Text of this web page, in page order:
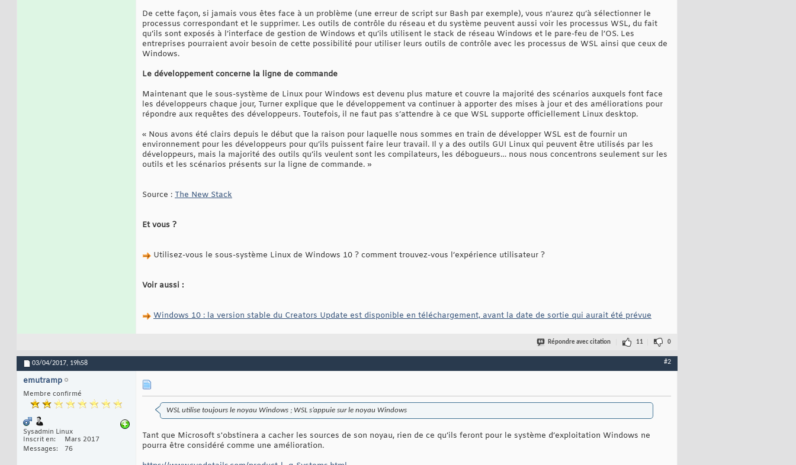
De cette façon, si jamais vous êtes face à un problème (une erreur de script sur Bash par exemple), vous n’aurez qu’à sélectionner le
processus correspondant et le supprimer. Les outils de contrôle du réseau et du système peuvent aussi voir les processus WSL, du fait
qu’ils sont exposés à l’interface de gestion de Windows et qu’ils utilisent le stack de réseau Windows et le pare-feu de l’OS. Les
entreprises pourraient avoir besoin de cette possibilité pour utiliser leurs outils de contrôle avec les processus de WSL ainsi que ceux de
Windows.
Le développement concerne la ligne de commande
Maintenant que le sous-système de Linux pour Windows est devenu plus mature et couvre la majorité des scénarios auxquels font face
les développeurs chaque jour, Turner explique que le développement va continuer à apporter des mises à jour et des améliorations pour
répondre aux requêtes des développeurs. Toutefois, il ne faut pas s’attendre à ce que WSL supporte officiellement Linux desktop.
« Nous avons été clairs depuis le début que la raison pour laquelle nous sommes en train de développer WSL est de fournir un
environnement pour les développeurs pour qu’ils puissent faire leur travail. Il y a des outils GUI Linux qui peuvent être utilisés par les
développeurs, mais la majorité des outils qu’ils veulent sont les compilateurs, les débogueurs… nous nous concentrons seulement sur les
outils et les scénarios présents sur la ligne de commande. »
Source : The New Stack
Et vous ?
Utilisez-vous le sous-système Linux de Windows 10 ? comment trouvez-vous l’expérience utilisateur ?
Voir aussi :
Windows 10 : la version stable du Creators Update est disponible en téléchargement, avant la date de sortie qui aurait été prévue
Répondre avec citation 11 0
03/04/2017, 19h58 #2
emutramp
Membre confirmé
Sysadmin Linux
Inscrit en
Mars 2017
Messages
76
WSL utilise toujours le noyau Windows ; WSL s’appuie sur le noyau Windows
Tant que Microsoft s'obstinera a cacher les sources de son noyau, rien de ce qu’ils feront pour le système d’exploitation Windows ne
pourra être considéré comme une amélioration.